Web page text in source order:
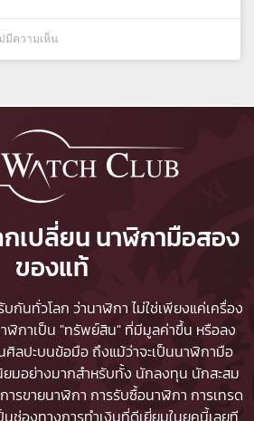
มีความเห็น
เปลี่ยน นาฬิกามือสอง
ของแท้
กันทั่วโลก ว่านาฬิกา ไม่ใช่เพียงแค่เครื่อง
ฬิกาเป็น "ทรัพย์สิน" ที่มีมูลค่าขึ้น หรือลง
ลปะบนข้อมือ ถึงแม้ว่าจะเป็นนาฬิกามือ
มอย่างมากสำหรับทั้ง นักลงทุน นักสะสม
การขายนาฬิกา การรับซื้อนาฬิกา การเทรด
ช่องทางการทำเงินที่ดีเยี่ยมในยุคนี้เลยที